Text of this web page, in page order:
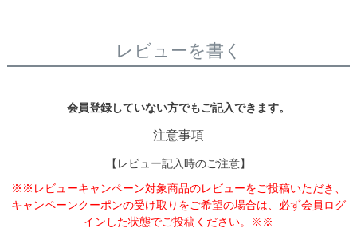
レビューを書く
会員登録していない方でもご記入できます。
注意事項
【レビュー記入時のご注意】
※※レビューキャンペーン対象商品のレビューをご投稿いただき、
キャンペーンクーポンの受け取りをご希望の場合は、必ず会員ログ
インした状態でご投稿ください。※※